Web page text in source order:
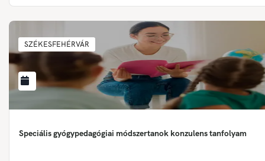
SZÉKESFEHÉRVÁR
Speciális gyógypedagógiai módszertanok konzulens tanfolyam